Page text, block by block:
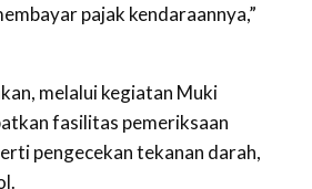
pajak kendaraannya,”
melalui kegiatan Muki
fasilitas pemeriksaan
pengecekan tekanan darah,